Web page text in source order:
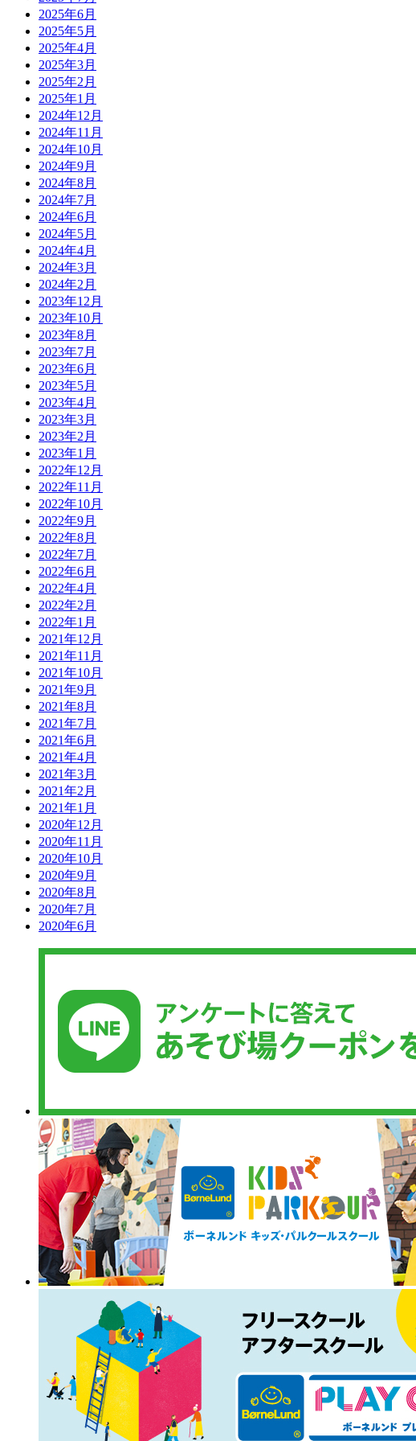
2025年6月
2025年5月
2025年4月
2025年3月
2025年2月
2025年1月
2024年12月
2024年11月
2024年10月
2024年9月
2024年8月
2024年7月
2024年6月
2024年5月
2024年4月
2024年3月
2024年2月
2023年12月
2023年10月
2023年8月
2023年7月
2023年6月
2023年5月
2023年4月
2023年3月
2023年2月
2023年1月
2022年12月
2022年11月
2022年10月
2022年9月
2022年8月
2022年7月
2022年6月
2022年4月
2022年2月
2022年1月
2021年12月
2021年11月
2021年10月
2021年9月
2021年8月
2021年7月
2021年6月
2021年4月
2021年3月
2021年2月
2021年1月
2020年12月
2020年11月
2020年10月
2020年9月
2020年8月
2020年7月
2020年6月